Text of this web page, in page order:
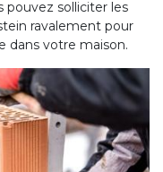
pouvez solliciter les
ravalement pour
dans votre maison.